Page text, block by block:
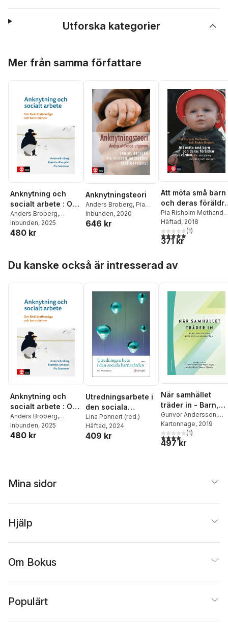
Utforska kategorier
Mer från samma författare
Anknytning och
socialt arbete : Om
föräldraförmåga
och barns behov
Anders Broberg,
Kjerstin Almqvist
Svensson
Inbunden, 2025
480 kr
Anknytningsteori
Anders Broberg, Pia
Risholm Mothander
Pehr Granqvist
Inbunden, 2020
646 kr
Att möta små barn
och deras
i vården : Om
utveckling,
anknytning
Pia Risholm
Anders Broberg
Häftad, 2018
5,0utav 5 stjärnor.
(1)
371 kr
Du kanske också är intresserad av
Anknytning och
socialt arbete : Om
föräldraförmåga
och barns behov
Anders Broberg,
Kjerstin Almqvist
Svensson
Inbunden, 2025
480 kr
Utredningsarbete i
den sociala
barnavården 3
uppl.
Lina Ponnert (red.)
Häftad, 2024
409 kr
När samhället
träder in - Barn,
föräldrar och
social barnavård
Gunvor Andersson,
Ingrid Höjer, Marie
Sallnäs,Yvonne
Sjöblom,
Francesca Östberg
Kartonnage, 2019
4,0utav 5 stjärnor.
(1)
497 kr
Mina sidor
Hjälp
Om Bokus
Populärt